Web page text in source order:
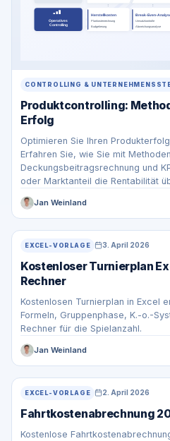
CONTROLLING &
Produktcontrolling:
Erfolg
Optimieren Sie Ihren
Erfahren Sie, wie Sie mit
Deckungsbeitragsrechnung und
oder Marktanteil die Rentabilität
Lebenszyklus steuern.
Jan Weinland
EXCEL-VORLAGE 3. April 2026
Kostenloser Turnierplan
Rechner
Kostenlosen Turnierplan in Excel
Formeln, Gruppenphase, K.-o.-
Rechner für die Spielanzahl.
Jan Weinland
EXCEL-VORLAGE 2. April 2026
Fahrtkostenabrechnung
Kostenlose